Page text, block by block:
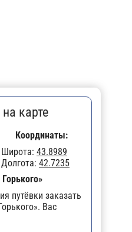
карте
Координаты:
Широта: 43.8989
Долгота: 42.7235
путёвки заказать
Вас